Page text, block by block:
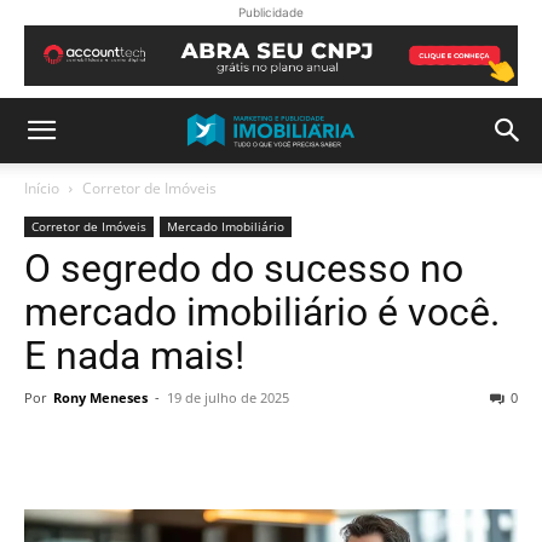
Publicidade
Início Corretor de Imóveis
Corretor de Imóveis Mercado Imobiliário
O segredo do sucesso no
mercado imobiliário é você.
E nada mais!
Por Rony Meneses - 19 de julho de 2025 0